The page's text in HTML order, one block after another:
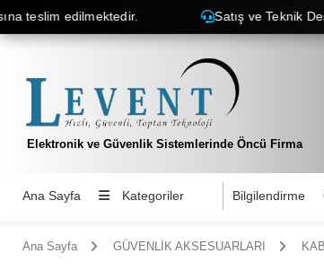
Satış ve Teknik Destek:0545
Elektronik ve Güvenlik Sistemlerinde Öncü Firma
Ana Sayfa Kategoriler Bilgilendirme
Ana Sayfa GÜVENLİK AKSESUARLARI